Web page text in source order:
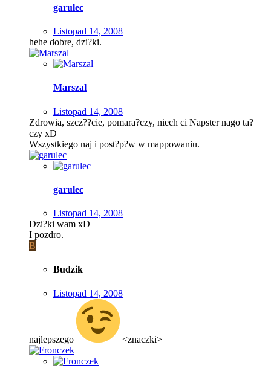
garulec
Listopad 14, 2008
hehe dobre, dzi?ki.
Marszal
Listopad 14, 2008
Zdrowia, szcz??cie, pomara?czy, niech ci Napster nago ta?
czy xD
Wszystkiego naj i post?p?w w mappowaniu.
garulec
Listopad 14, 2008
Dzi?ki wam xD
I pozdro.
B
Budzik
Listopad 14, 2008
najlepszego <znaczki>